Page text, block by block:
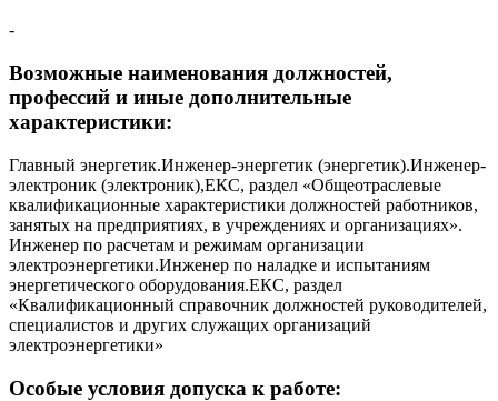
-
Возможные наименования должностей,
профессий и иные дополнительные
характеристики:
Главный энергетик.Инженер-энергетик (энергетик).Инженер-
электроник (электроник),ЕКС, раздел «Общеотраслевые
квалификационные характеристики должностей работников,
занятых на предприятиях, в учреждениях и организациях».
Инженер по расчетам и режимам организации
электроэнергетики.Инженер по наладке и испытаниям
энергетического оборудования.ЕКС, раздел
«Квалификационный справочник должностей руководителей,
специалистов и других служащих организаций
электроэнергетики»
Особые условия допуска к работе: